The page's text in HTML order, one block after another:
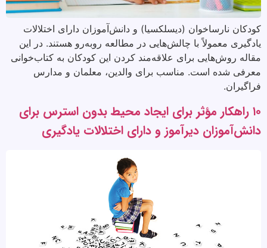
کودکان نارساخوان (دیسلکسیا) و دانش‌آموزان دارای اختلالات
یادگیری معمولاً با چالش‌هایی در مطالعه روبه‌رو هستند. در این
مقاله روش‌هایی برای علاقه‌مند کردن این کودکان به کتاب‌خوانی
معرفی شده است. مناسب برای والدین، معلمان و مدارس
فراگیران.
۱۰ راهکار مؤثر برای ایجاد محیط بدون استرس برای
دانش‌آموزان دیرآموز و دارای اختلالات یادگیری